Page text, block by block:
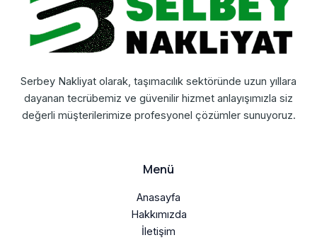
Serbey Nakliyat olarak, taşımacılık sektöründe uzun yıllara
dayanan tecrübemiz ve güvenilir hizmet anlayışımızla siz
değerli müşterilerimize profesyonel çözümler sunuyoruz.
Menü
Anasayfa
Hakkımızda
İletişim